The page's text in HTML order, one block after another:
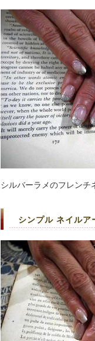
シルバーラメのフレンチ
シンプル ネイル